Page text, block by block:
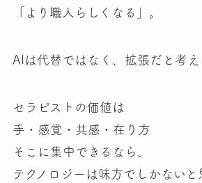
「より職人らしくなる」。
AIは代替ではなく、拡張だと考え
セラピストの価値は
手・感覚・共感・在り方
そこに集中できるなら、
テクノロジーは味方でしかないと